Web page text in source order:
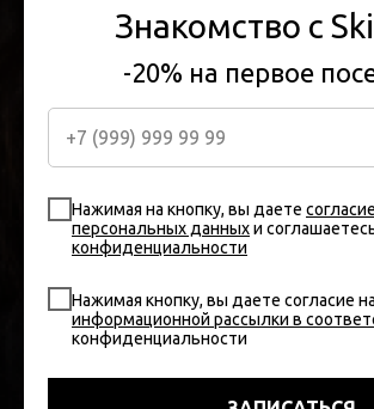
Мы свяжемся с вами в течение нескольких
вас на удобную дату
персональных данных и соглашаетесь c
конфиденциальности
информационной рассылки в
конфиденциальности
ОТПРАВИТЬ
Знакомство с
-20% на первое
Нажимая на кнопку, вы даете
персональных данныхи
конфиденциальности
Нажимая кнопку, вы даете согласие
информационной рассылки в
конфиденциальности
ОНЛАЙН ЗАПИСЬ
Т Т